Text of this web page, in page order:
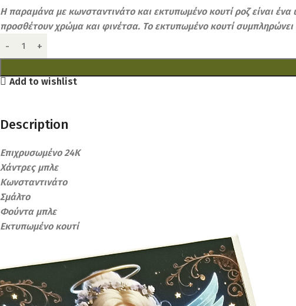
Η παραμάνα με κωνσταντινάτο και εκτυπωμένο κουτί ροζ είναι
προσθέτουν χρώμα και φινέτσα. Το εκτυπωμένο κουτί
Add to wishlist
Description
Επιχρυσωμένο 24Κ
Χάντρες μπλε
Κωνσταντινάτο
Σμάλτο
Φούντα μπλε
Εκτυπωμένο κουτί